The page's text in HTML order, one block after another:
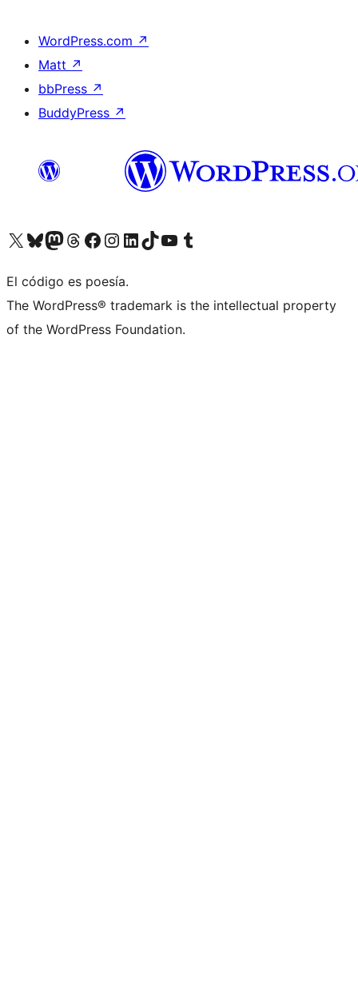
WordPress.com ↗
Matt ↗
bbPress ↗
BuddyPress ↗
Visita nuestra cuenta de X (anteriormente Twitter)
Visita nuestra cuenta de Bluesky
Visita nuestra cuenta de Mastodon
Visita nuestra cuenta de Threads
Visita nuestra página de Facebook
Visita nuestra cuenta de Instagram
Visita nuestra cuenta de LinkedIn
Visita nuestra cuenta de TikTok
Visita nuestro canal de YouTube
Visita nuestra cuenta de Tumblr
El código es poesía.
The WordPress® trademark is the intellectual property
of the WordPress Foundation.